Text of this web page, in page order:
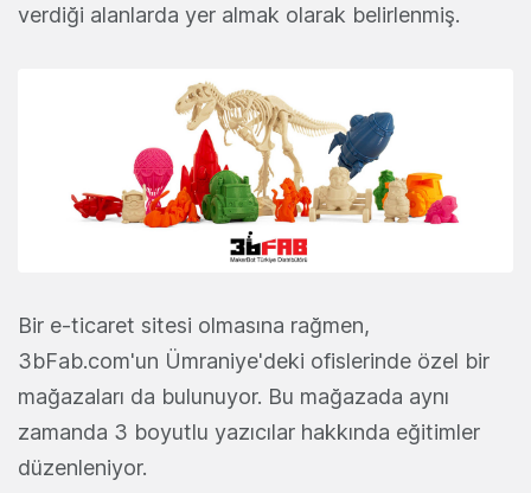
verdiği alanlarda yer almak olarak belirlenmiş.
Bir e-ticaret sitesi olmasına rağmen,
3bFab.com'un Ümraniye'deki ofislerinde özel bir
mağazaları da bulunuyor. Bu mağazada aynı
zamanda 3 boyutlu yazıcılar hakkında eğitimler
düzenleniyor.